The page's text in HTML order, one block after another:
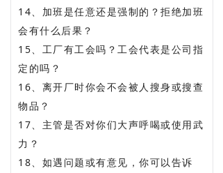
14、加班是任意还是强制的？拒绝加班
会有什么后果？
15、工厂有工会吗？工会代表是公司指
定的吗？
16、离开厂时你会不会被人搜身或搜查
物品？
17、主管是否对你们大声呼喝或使用武
力？
18、如遇问题或有意见，你可以告诉